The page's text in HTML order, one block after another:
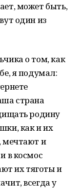
может быть,
один из
о том, как
я подумал:
страна
родину
как и их
мечтают и
в космос
их тяготы и
всегда у